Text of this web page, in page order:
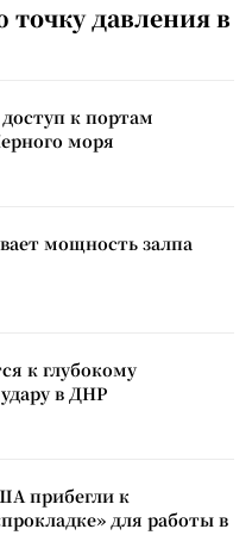
точку давления в
к портам
моря
мощность залпа
к глубокому
в ДНР
прибегли к
для работы в